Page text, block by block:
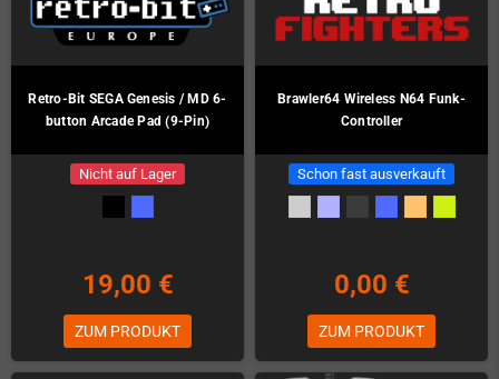
Retro-Bit SEGA Genesis / MD 6-
button Arcade Pad (9-Pin)
Nicht auf Lager
19,00 €
ZUM PRODUKT
Brawler64 Wireless N64 Funk-
Controller
Schon fast ausverkauft
0,00 €
ZUM PRODUKT